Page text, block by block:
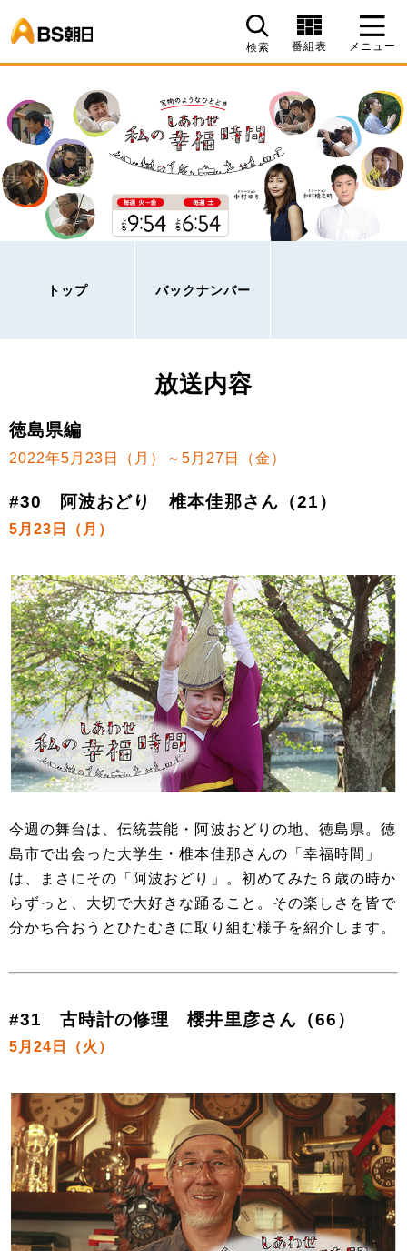
検索 番組表 メニュー
トップ バックナンバー
放送内容
徳島県編
2022年5月23日（月）～5月27日（金）
#30 阿波おどり 椎本佳那さん（21）
5月23日（月）
今週の舞台は、伝統芸能・阿波おどりの地、徳島県。徳
島市で出会った大学生・椎本佳那さんの「幸福時間」
は、まさにその「阿波おどり」。初めてみた６歳の時か
らずっと、大切で大好きな踊ること。その楽しさを皆で
分かち合おうとひたむきに取り組む様子を紹介します。
#31 古時計の修理 櫻井里彦さん（66）
5月24日（火）